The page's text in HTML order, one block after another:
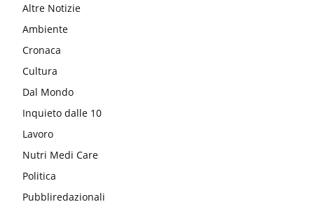
Altre Notizie
Ambiente
Cronaca
Cultura
Dal Mondo
Inquieto dalle 10
Lavoro
Nutri Medi Care
Politica
Pubbliredazionali